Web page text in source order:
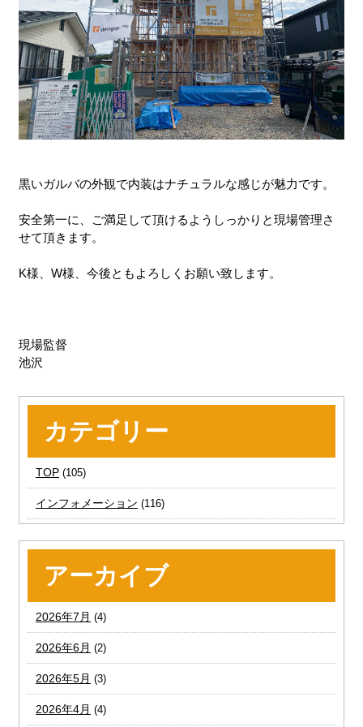
黒いガルバの外観で内装はナチュラルな感じが魅力です。
安全第一に、ご満足して頂けるようしっかりと現場管理さ
せて頂きます。
K様、W様、今後ともよろしくお願い致します。
現場監督
池沢
カテゴリー
TOP (105)
インフォメーション (116)
アーカイブ
2026年7月 (4)
2026年6月 (2)
2026年5月 (3)
2026年4月 (4)